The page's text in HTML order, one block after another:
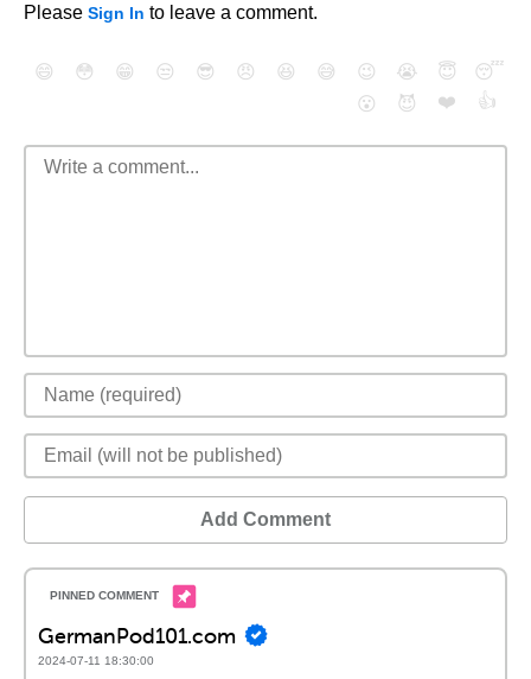
Please Sign In to leave a comment.
😄 😳 😁 😒 😎 😠 😆 😅 😉 😭 😇
😴
😮
😈 ❤️ 👍
Add Comment
GermanPod101.com
2024-07-11 18:30:00